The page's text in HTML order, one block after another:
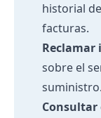
historial
facturas.
Reclamar
sobre el
suministro.
Consultar